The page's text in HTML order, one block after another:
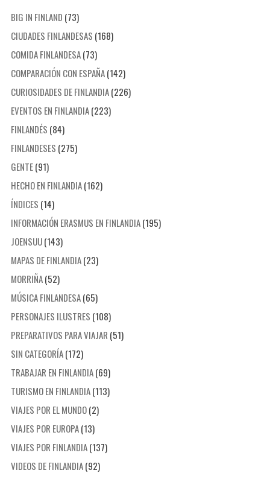
BIG IN FINLAND (73)
CIUDADES FINLANDESAS (168)
COMIDA FINLANDESA(73)
COMPARACIÓN CON ESPAÑA(142)
CURIOSIDADES DE FINLANDIA(226)
EVENTOS EN FINLANDIA(223)
FINLANDÉS (84)
FINLANDESES (275)
GENTE(91)
HECHO EN FINLANDIA(162)
ÍNDICES (14)
INFORMACIÓN ERASMUS EN FINLANDIA(195)
JOENSUU(143)
MAPAS DE FINLANDIA(23)
MORRIÑA(52)
MÚSICA FINLANDESA(65)
PERSONAJES ILUSTRES (108)
PREPARATIVOS PARA VIAJAR (51)
SIN CATEGORÍA(172)
TRABAJAR EN FINLANDIA(69)
TURISMO EN FINLANDIA(113)
VIAJES POR EL MUNDO(2)
VIAJES POR EUROPA(13)
VIAJES POR FINLANDIA(137)
VIDEOS DE FINLANDIA(92)